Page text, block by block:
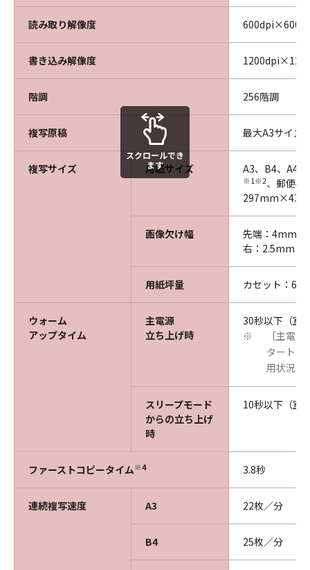
読み取り解像度
書き込み解像度
階調 256階調
複写原稿 最大A3サイズ
複写サイズ 用紙サイズ A3、B4、A4
※1※2、郵便4
画像欠け幅
先端：4mm、
右：2.5mm
用紙坪量 カセット：60
ウォーム
アップタイム
主電源
立ち上げ時
30秒以下（室
※
［主電
タートキ
用状況に
スリープモード
からの立ち上げ
時
10秒以下（室
ファーストコピータイム※4 3.8秒
連続複写速度 A3 22枚／分
B4 25枚／分
スクロールでき
ます